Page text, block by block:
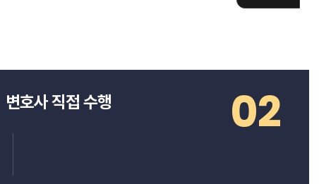
변호사 직접 수행 02